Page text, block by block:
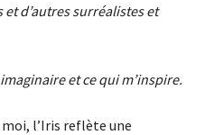
d’autres surréalistes et
et ce qui m’inspire.
l’Iris reflète une